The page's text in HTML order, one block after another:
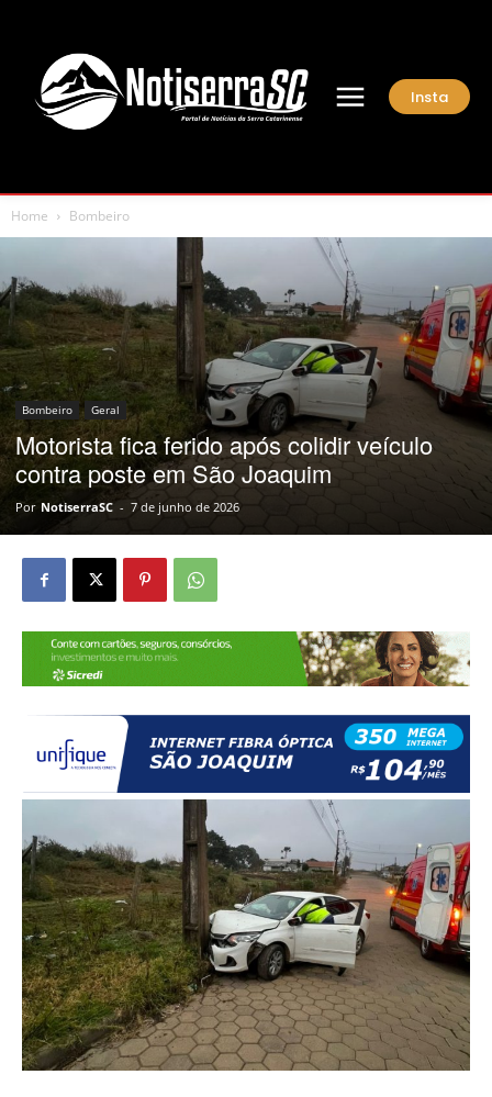
Insta
Home Bombeiro
Bombeiro Geral
Motorista fica ferido após colidir veículo
contra poste em São Joaquim
Por NotiserraSC - 7 de junho de 2026